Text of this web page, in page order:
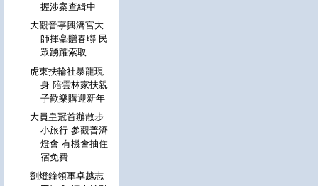
握涉案查緝中
大觀音亭興濟宮大
師揮毫贈春聯 民
眾踴躍索取
虎東扶輪社暴龍現
身 陪雲林家扶親
子歡樂購迎新年
大員皇冠首辦散步
小旅行 參觀普濟
燈會 有機會抽住
宿免費
劉燈鐘領軍卓越志